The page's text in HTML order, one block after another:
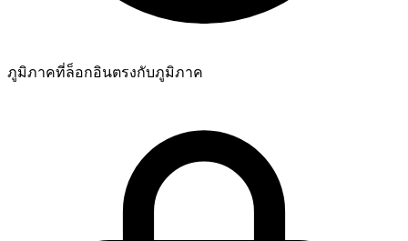
ภูมิภาคที่ล็อกอินตรงกับภูมิภาค